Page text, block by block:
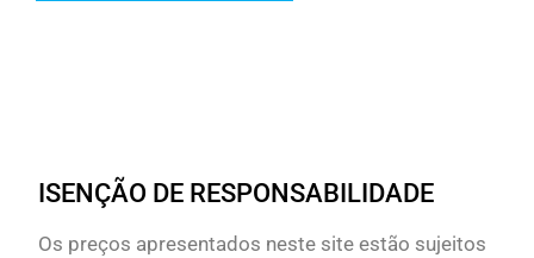
ISENÇÃO DE RESPONSABILIDADE
Os preços apresentados neste site estão sujeitos